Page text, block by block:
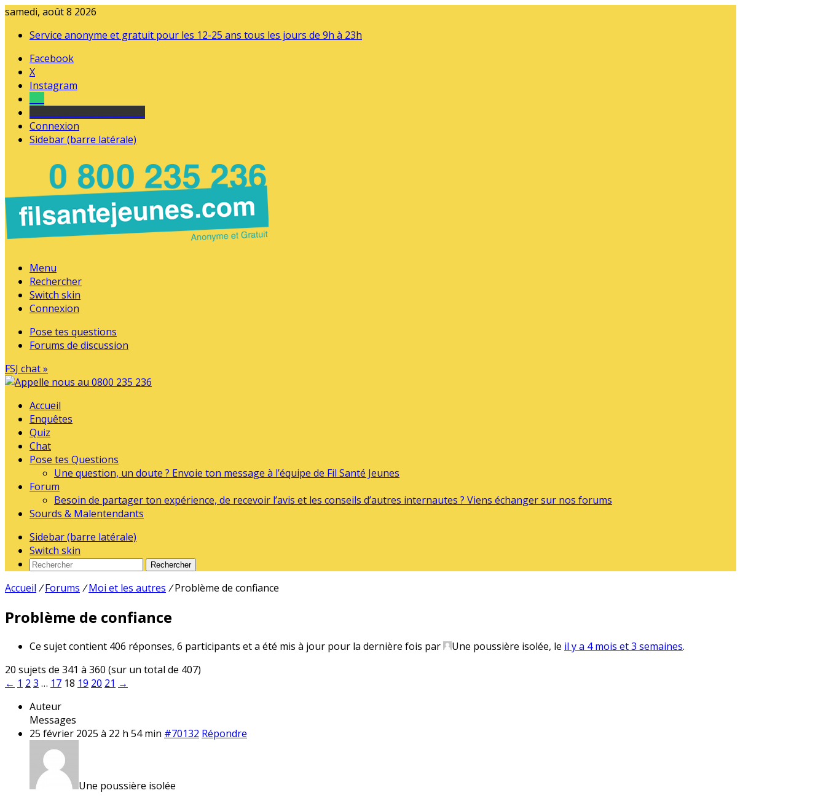
samedi, août 8 2026
Service anonyme et gratuit pour les 12-25 ans tous les jours de 9h à 23h
Facebook
X
Instagram
Connexion
Sidebar (barre latérale)
Menu
Rechercher
Switch skin
Connexion
Pose tes questions
Forums de discussion
FSJ chat »
Accueil
Enquêtes
Quiz
Chat
Pose tes Questions
Une question, un doute ? Envoie ton message à l’équipe de Fil Santé Jeunes
Forum
Besoin de partager ton expérience, de recevoir l’avis et les conseils d’autres internautes ? Viens échanger sur nos forums
Sourds & Malentendants
Sidebar (barre latérale)
Switch skin
Rechercher
Accueil / Forums / Moi et les autres / Problème de confiance
Problème de confiance
Ce sujet contient 406 réponses, 6 participants et a été mis à jour pour la dernière fois par Une poussière isolée, le il y a 4 mois et 3 semaines.
20 sujets de 341 à 360 (sur un total de 407)
← 1 2 3 … 17 18 19 20 21 →
Auteur
Messages
25 février 2025 à 22 h 54 min #70132 Répondre
Une poussière isolée